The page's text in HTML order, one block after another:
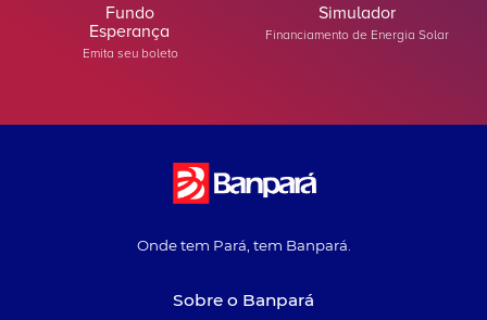
Fundo
Esperança
Emita seu boleto
Simulador
Financiamento de Energia Solar
Onde tem Pará, tem Banpará.
Sobre o Banpará